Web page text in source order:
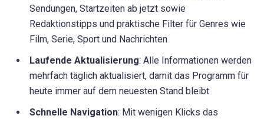
Sendungen, Startzeiten ab jetzt sowie
Redaktionstipps und praktische Filter für Genres wie
Film, Serie, Sport und Nachrichten
Laufende Aktualisierung: Alle Informationen werden
mehrfach täglich aktualisiert, damit das Programm für
heute immer auf dem neuesten Stand bleibt
Schnelle Navigation: Mit wenigen Klicks das